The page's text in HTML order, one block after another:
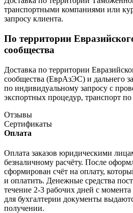
транспортными компаниями или
запросу клиента.
По территории
сообщества
Доставка по территории
сообщества (ЕврАзЭС) и дальнего
по индивидуальному запросу с
экспортных процедур, транспорт
Отзывы
Сертификаты
Оплата
Оплата заказов юридическими
безналичному расчёту. После
сформирован счёт на оплату,
и оплатить. Денежные средства
течение 2-3 рабочих дней с
для бухгалтерии документы
получении.